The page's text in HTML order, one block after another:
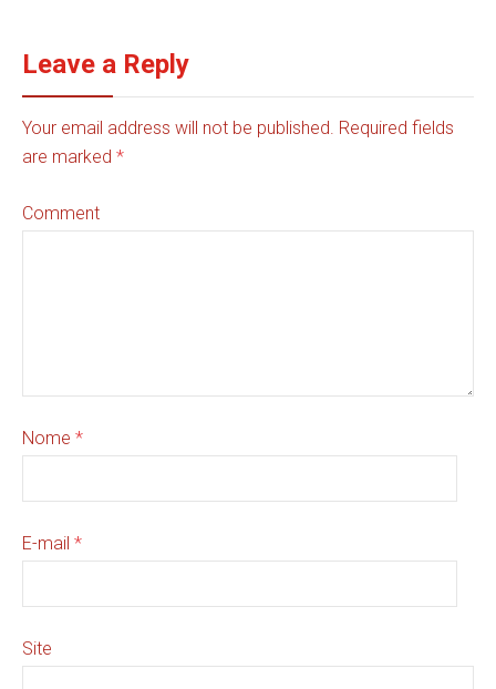
Leave a Reply
Your email address will not be published. Required fields
are marked *
Comment
Nome *
E-mail *
Site